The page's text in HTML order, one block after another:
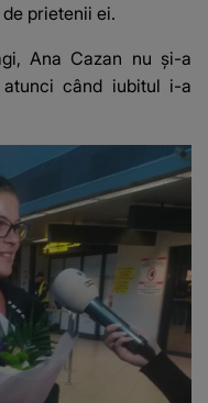
prietenii ei.
Ana Cazan nu și-a
când iubitul i-a